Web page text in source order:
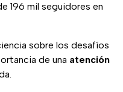
196 mil seguidores en
sobre los desafíos
de una atención